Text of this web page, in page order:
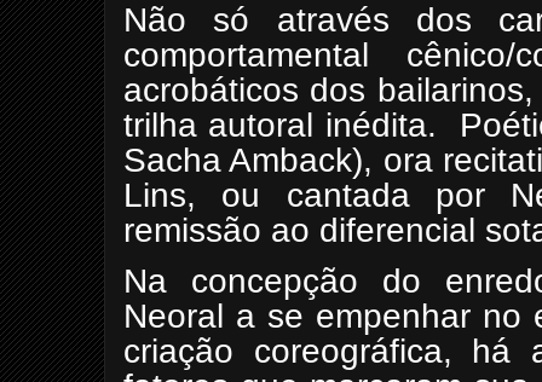
Não só através dos
comportamental
acrobáticos dos
trilha autoral inédita.
Sacha Amback), ora
Lins, ou cantada por
remissão ao diferencial
Na concepção do
Neoral a se empenhar no
criação coreográfica, há